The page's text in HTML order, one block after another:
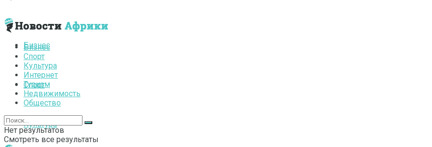
Бизнес
Спорт
Культура
Бизнес
Спорт
Культура
Интернет
Туризм
Недвижимость
Общество
Нет результатов
Смотреть все результаты